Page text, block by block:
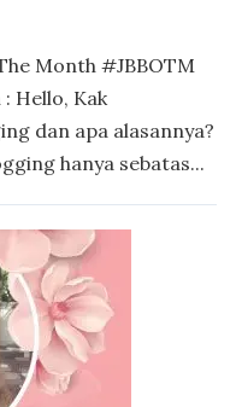
Month #JBBOTM
Hello, Kak
dan apa alasannya?
hanya sebatas...